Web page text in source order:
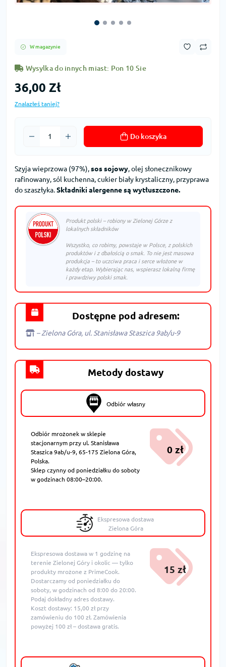
W magazynie
Wysylka do innych miast: Pon 10 Sie
36,00 Zł
Znalazłeś taniej?
Do koszyka
Szyja wieprzowa (97%),sos sojowy, olej słonecznikowy
rafinowany, sól kuchenna, cukier biały krystaliczny, przyprawa
do szaszłyka.Składniki alergenne są wytłuszczone.
Produkt polski – robiony w Zielonej Górze z
lokalnych składników
Wszystko, co robimy, powstaje w Polsce, z polskich
produktów i z dbałością o smak. To nie jest masowa
produkcja – to uczciwa praca i serce włożone w
każdy etap. Wybierając nas, wspierasz lokalną firmę
i prawdziwy polski smak.
Dostępne pod adresem:
– Zielona Góra, ul. Stanisława Staszica 9ab/u-9
Metody dostawy
Odbiór własny
Odbiór mrożonek w sklepie
stacjonarnym przy ul. Stanisława
Staszica 9ab/u-9, 65-175 Zielona Góra,
Polska.
Sklep czynny od poniedziałku do soboty
w godzinach 08:00–20:00.
0 zł
Ekspresowa dostawa
Zielona Góra
Ekspresowa dostawa w 1 godzinę na
terenie Zielonej Góry i okolic — tylko
produkty mrożone z PrimeCook.
Dostarczamy od poniedziałku do
soboty, w godzinach od 8:00 do 20:00.
Podaj dokładny adres dostawy.
Koszt dostawy: 15,00 zł przy
zamówieniu do 100 zł. Zamówienia
powyżej 100 zł – dostawa gratis.
15 zł